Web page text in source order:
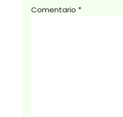
Comentario *